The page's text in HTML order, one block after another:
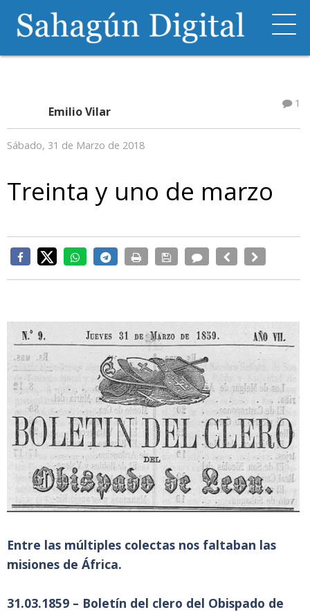
Emilio Vilar
1
Sábado, 31 de Marzo de 2018
Treinta y uno de marzo
Entre las múltiples colectas nos faltaban las
misiones de África.
31.03.1859 – Boletín del clero del Obispado de